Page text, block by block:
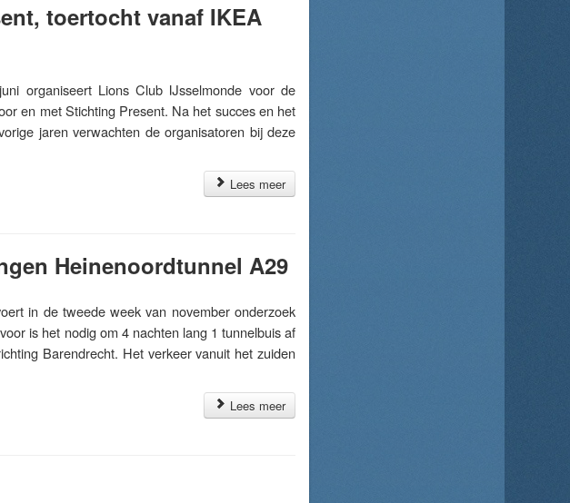
toertocht vanaf IKEA
organiseert Lions Club IJsselmonde voor de
en met Stichting Present. Na het succes en het
jaren verwachten de organisatoren bij deze
Lees meer
Heinenoordtunnel A29
in de tweede week van november onderzoek
is het nodig om 4 nachten lang 1 tunnelbuis af
Barendrecht. Het verkeer vanuit het zuiden
Lees meer